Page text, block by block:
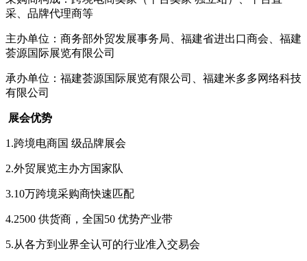
采、品牌代理商等
主办单位：商务部外贸发展事务局、福建省进出口商会、福建
荟源国际展览有限公司
承办单位：福建荟源国际展览有限公司、福建米多多网络科技
有限公司
展会优势
1.跨境电商国 级品牌展会
2.外贸展览主办方国家队
3.10万跨境采购商快速匹配
4.2500 供货商，全国50 优势产业带
5.从各方到业界全认可的行业准入交易会